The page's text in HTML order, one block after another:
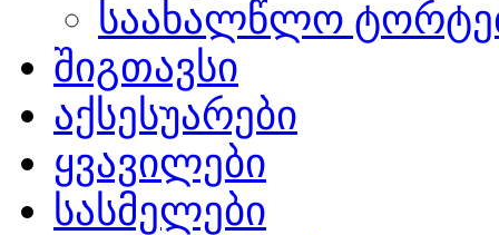
საახალწლო
შიგთავსი
აქსესუარები
ყვავილები
სასმელები